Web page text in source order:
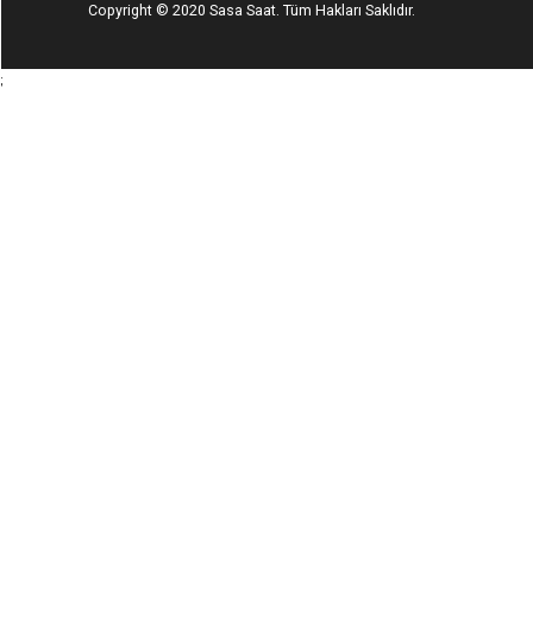
Copyright © 2020 Sasa Saat. Tüm Hakları Saklıdır.
;